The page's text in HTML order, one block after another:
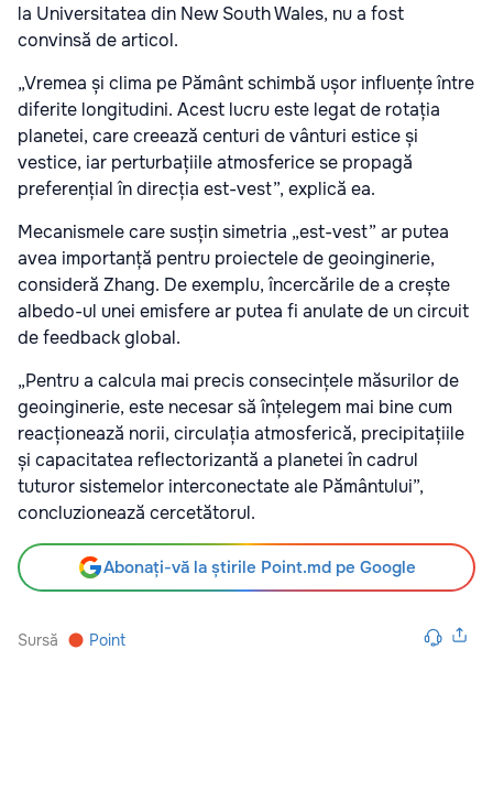
la Universitatea din New South Wales, nu a fost
convinsă de articol.
„Vremea și clima pe Pământ schimbă ușor influențe între
diferite longitudini. Acest lucru este legat de rotația
planetei, care creează centuri de vânturi estice și
vestice, iar perturbațiile atmosferice se propagă
preferențial în direcția est-vest”, explică ea.
Mecanismele care susțin simetria „est-vest” ar putea
avea importanță pentru proiectele de geoinginerie,
consideră Zhang. De exemplu, încercările de a crește
albedo-ul unei emisfere ar putea fi anulate de un circuit
de feedback global.
„Pentru a calcula mai precis consecințele măsurilor de
geoinginerie, este necesar să înțelegem mai bine cum
reacționează norii, circulația atmosferică, precipitațiile
și capacitatea reflectorizantă a planetei în cadrul
tuturor sistemelor interconectate ale Pământului”,
concluzionează cercetătorul.
Abonați-vă la știrile Point.md pe Google
Sursă Point